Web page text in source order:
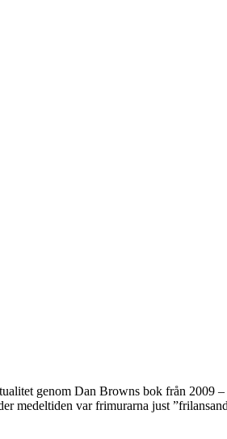
genom Dan Browns bok från 2009
medeltiden var frimurarna just